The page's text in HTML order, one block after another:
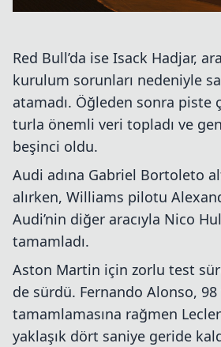
Red Bull’da ise Isack Hadjar,
kurulum sorunları nedeniyle
atamadı. Öğleden sonra piste
turla önemli veri topladı ve
beşinci oldu.
Audi adına Gabriel Bortoleto
alırken, Williams pilotu
Audi’nin diğer aracıyla Nico
tamamladı.
Aston Martin için zorlu test
de sürdü. Fernando Alonso,
tamamlamasına rağmen
yaklaşık dört saniye geride